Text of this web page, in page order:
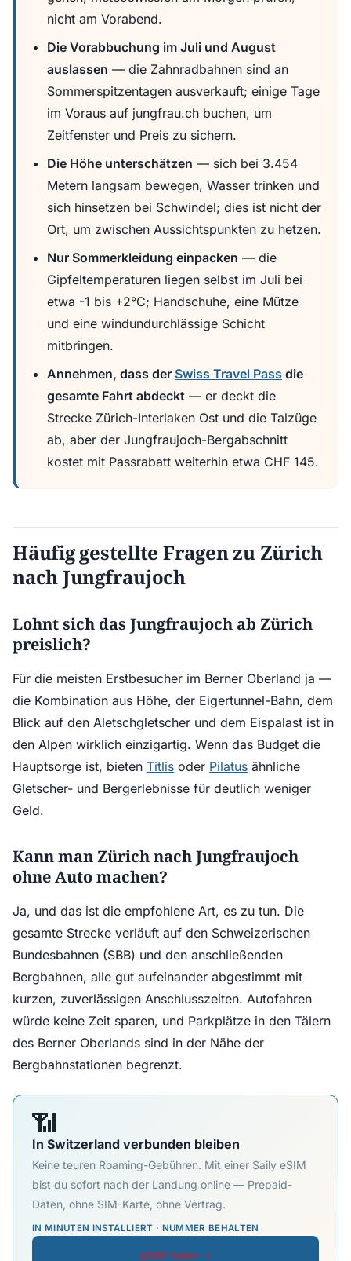
nicht am Vorabend.
Die Vorabbuchung im Juli und August
auslassen — die Zahnradbahnen sind an
Sommerspitzentagen ausverkauft; einige Tage
im Voraus auf jungfrau.ch buchen, um
Zeitfenster und Preis zu sichern.
Die Höhe unterschätzen — sich bei 3.454
Metern langsam bewegen, Wasser trinken und
sich hinsetzen bei Schwindel; dies ist nicht der
Ort, um zwischen Aussichtspunkten zu hetzen.
Nur Sommerkleidung einpacken — die
Gipfeltemperaturen liegen selbst im Juli bei
etwa -1 bis +2°C; Handschuhe, eine Mütze
und eine windundurchlässige Schicht
mitbringen.
Annehmen, dass der Swiss Travel Pass die
gesamte Fahrt abdeckt — er deckt die
Strecke Zürich-Interlaken Ost und die Talzüge
ab, aber der Jungfraujoch-Bergabschnitt
kostet mit Passrabatt weiterhin etwa CHF 145.
Häufig gestellte Fragen zu Zürich
nach Jungfraujoch
Lohnt sich das Jungfraujoch ab Zürich
preislich?
Für die meisten Erstbesucher im Berner Oberland ja —
die Kombination aus Höhe, der Eigertunnel-Bahn, dem
Blick auf den Aletschgletscher und dem Eispalast ist in
den Alpen wirklich einzigartig. Wenn das Budget die
Hauptsorge ist, bieten Titlis oder Pilatus ähnliche
Gletscher- und Bergerlebnisse für deutlich weniger
Geld.
Kann man Zürich nach Jungfraujoch
ohne Auto machen?
Ja, und das ist die empfohlene Art, es zu tun. Die
gesamte Strecke verläuft auf den Schweizerischen
Bundesbahnen (SBB) und den anschließenden
Bergbahnen, alle gut aufeinander abgestimmt mit
kurzen, zuverlässigen Anschlusszeiten. Autofahren
würde keine Zeit sparen, und Parkplätze in den Tälern
des Berner Oberlands sind in der Nähe der
Bergbahnstationen begrenzt.
📶
In Switzerland verbunden bleiben
Keine teuren Roaming-Gebühren. Mit einer Saily eSIM
bist du sofort nach der Landung online — Prepaid-
Daten, ohne SIM-Karte, ohne Vertrag.
IN MINUTEN INSTALLIERT · NUMMER BEHALTEN
eSIM holen →